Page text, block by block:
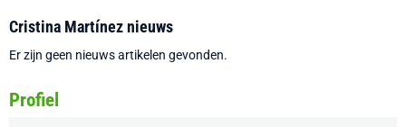
Cristina Martínez nieuws
Er zijn geen nieuws artikelen gevonden.
Profiel